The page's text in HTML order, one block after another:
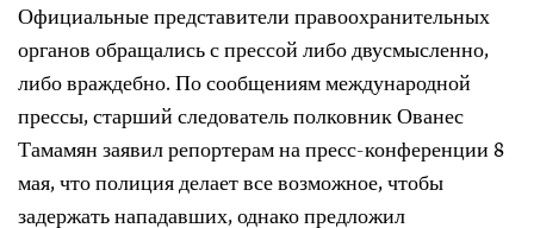
Официальные представители правоохранительных
органов обращались с прессой либо двусмысленно,
либо враждебно. По сообщениям международной
прессы, старший следователь полковник Ованес
Тамамян заявил репортерам на пресс-конференции 8
мая, что полиция делает все возможное, чтобы
задержать нападавших, однако предложил